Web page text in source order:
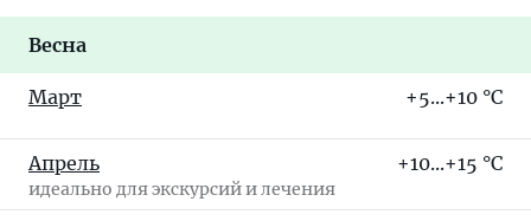
Весна
Март +5...+10 °C
Апрель
идеально для экскурсий и лечения
+10...+15 °C